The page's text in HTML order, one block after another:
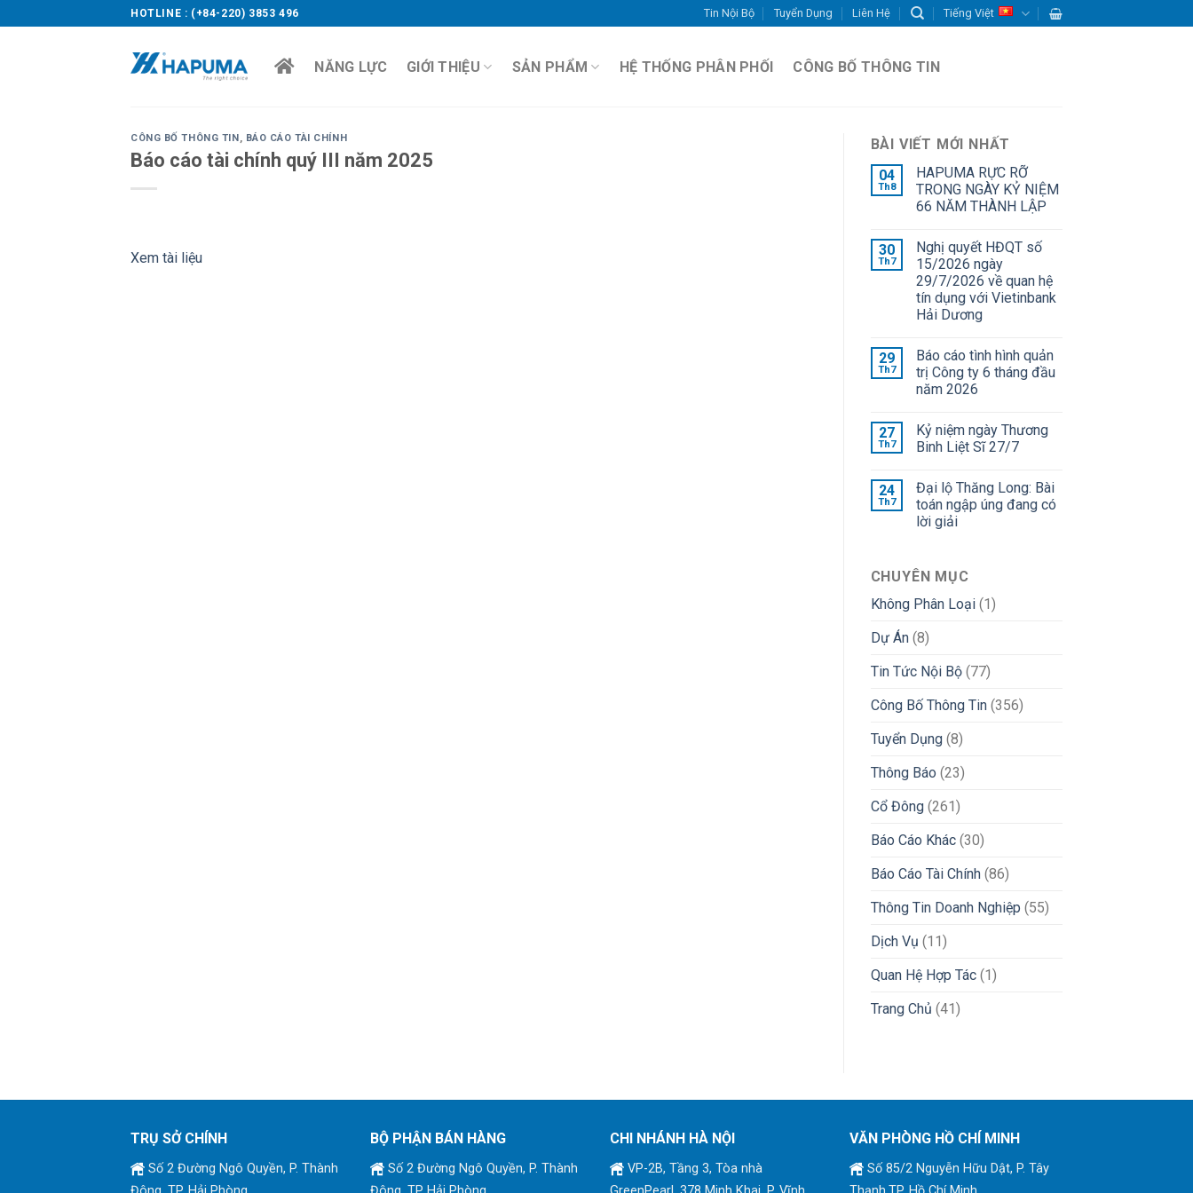
to
HOTLINE : (+84-220) 3853 496 Tin Nội Bộ Tuyển Dụng Liên Hệ Tiếng Việt
NĂNG LỰC GIỚI THIỆU SẢN PHẨM HỆ THỐNG PHÂN PHỐI CÔNG BỐ THÔNG TIN
CÔNG BỐ THÔNG TIN, BÁO CÁO TÀI CHÍNH
Báo cáo tài chính quý III năm 2025
Xem tài liệu
BÀI VIẾT MỚI NHẤT
04
Th8
HAPUMA RỰC RỠ
TRONG NGÀY KỶ NIỆM
66 NĂM THÀNH LẬP
30
Th7
Nghị quyết HĐQT số
15/2026 ngày
29/7/2026 về quan hệ
tín dụng với Vietinbank
Hải Dương
29
Th7
Báo cáo tình hình quản
trị Công ty 6 tháng đầu
năm 2026
27
Th7
Kỷ niệm ngày Thương
Binh Liệt Sĩ 27/7
24
Th7
Đại lộ Thăng Long: Bài
toán ngập úng đang có
lời giải
CHUYÊN MỤC
Không Phân Loại(1)
Dự Án(8)
Tin Tức Nội Bộ(77)
Công Bố Thông Tin(356)
Tuyển Dụng(8)
Thông Báo (23)
Cổ Đông(261)
Báo Cáo Khác(30)
Báo Cáo Tài Chính(86)
Thông Tin Doanh Nghiệp (55)
Dịch Vụ (11)
Quan Hệ Hợp Tác(1)
Trang Chủ (41)
TRỤ SỞ CHÍNH
Số 2 Đường Ngô Quyền, P. Thành
BỘ PHẬN BÁN HÀNG
Số 2 Đường Ngô Quyền, P. Thành
CHI NHÁNH HÀ NỘI
VP-2B, Tầng 3, Tòa nhà
VĂN PHÒNG HỒ CHÍ MINH
Số 85/2 Nguyễn Hữu Dật, P. Tây